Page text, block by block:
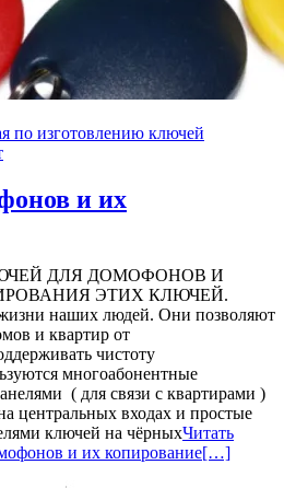
по изготовлению ключей
и их
ДЛЯ ДОМОФОНОВ И
ЭТИХ КЛЮЧЕЙ.
наших людей. Они позволяют
и квартир от
чистоту
многоабонентные
( для связи с квартирами )
центральных входах и простые
ключей на чёрныхЧитать
и их копирование[…]